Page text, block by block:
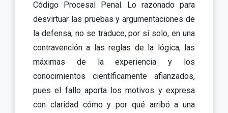
Código Procesal Penal. Lo razonado para
desvirtuar las pruebas y argumentaciones de
la defensa, no se traduce, por sí solo, en una
contravención a las reglas de la lógica, las
máximas de la experiencia y los
conocimientos científicamente afianzados,
pues el fallo aporta los motivos y expresa
con claridad cómo y por qué arribó a una